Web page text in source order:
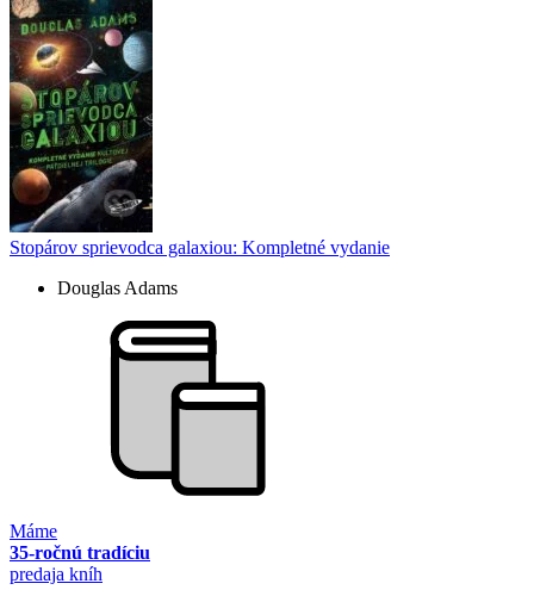
Stopárov sprievodca galaxiou: Kompletné vydanie
Douglas Adams
Máme
35-ročnú tradíciu
predaja kníh